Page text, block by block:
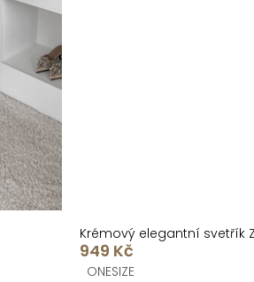
Krémový elegantní svetřík
949 Kč
ONESIZE